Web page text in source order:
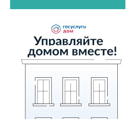
2025 год
2026 год
Мероприятия по
энергосбережению
2019 год
2025 год
2026 год